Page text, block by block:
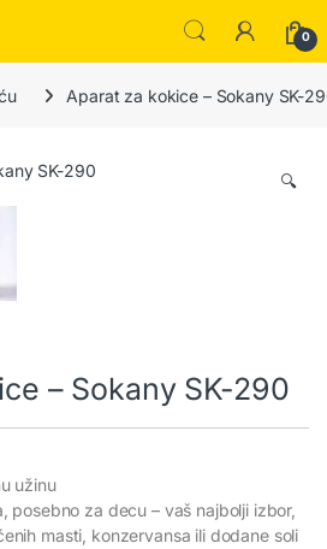
0
Aparat za kokice – Sokany SK-
🔍
– Sokany SK-290
užinu
posebno za decu – vaš najbolji izbor,
masti, konzervansa ili dodane soli